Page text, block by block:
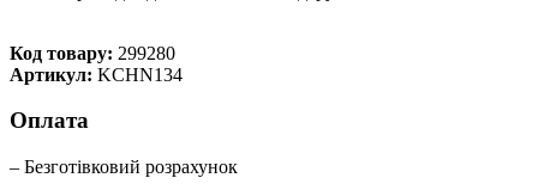
Код товару: 299280
Артикул: KCHN134
Оплата
– Безготівковий розрахунок